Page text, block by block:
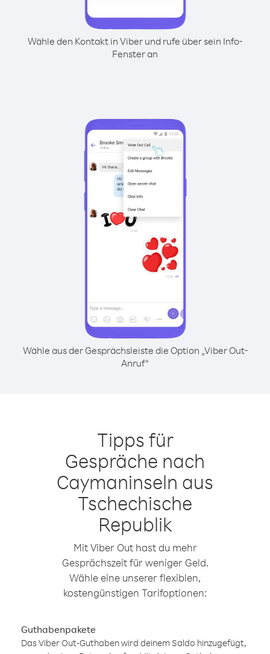
Wähle den Kontakt in Viber und rufe über sein Info-
Fenster an
Wähle aus der Gesprächsleiste die Option „Viber Out-
Anruf“
Tipps für
Gespräche nach
Caymaninseln aus
Tschechische
Republik
Mit Viber Out hast du mehr
Gesprächszeit für weniger Geld.
Wähle eine unserer flexiblen,
kostengünstigen Tarifoptionen:
Guthabenpakete
Das Viber Out-Guthaben wird deinem Saldo hinzugefügt,